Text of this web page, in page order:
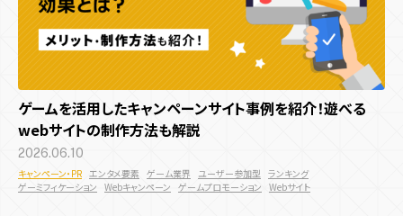
ゲームを活用したキャンペーンサイト事例を紹介！遊べる
webサイトの制作方法も解説
2026.06.10
キャンペーン・PR エンタメ要素 ゲーム業界 ユーザー参加型 ランキング
ゲーミフィケーション Webキャンペーン ゲームプロモーション Webサイト